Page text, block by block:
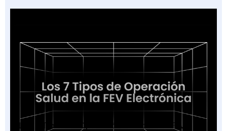
Los 7 Tipos de Operación Salud en la FEV